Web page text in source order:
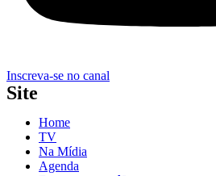
Inscreva-se no canal
Site
Home
TV
Na Mídia
Agenda